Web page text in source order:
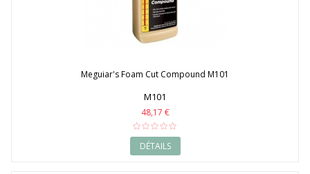
Meguiar's Foam Cut Compound M101
M101
48,17 €
DÉTAILS